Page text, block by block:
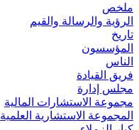
ملخص
الرؤية والرسالة والقيم
تاريخ
المؤسسون
الناس
فريق القيادة
مجلس إدارة
مجموعة الاستشارات المالية
المجموعة الاستشارية العلمية